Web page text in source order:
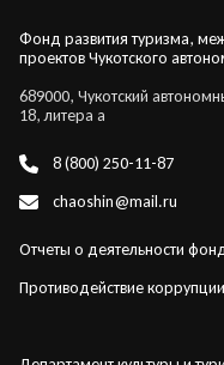
Фонд развития туризма,
проектов Чукотского
689000, Чукотский
18, литера а
8 (800) 250-11-87
chaoshin@mail.ru
Отчеты о деятельности
Противодействие коррупции